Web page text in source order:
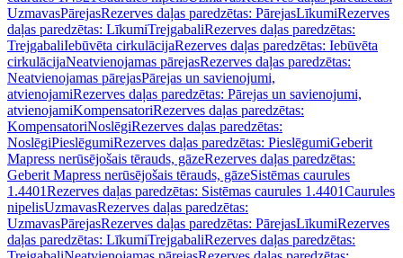
UzmavasPārejasRezerves daļas paredzētas: PārejasLīkumiRezerves
daļas paredzētas: LīkumiTrejgabaliRezerves daļas paredzētas:
TrejgabaliIebūvēta cirkulācijaRezerves daļas paredzētas: Iebūvēta
cirkulācijaNeatvienojamas pārejasRezerves daļas paredzētas:
Neatvienojamas pārejasPārejas un savienojumi,
atvienojamiRezerves daļas paredzētas: Pārejas un savienojumi,
atvienojamiKompensatoriRezerves daļas paredzētas:
KompensatoriNoslēgiRezerves daļas paredzētas:
NoslēgiPieslēgumiRezerves daļas paredzētas: PieslēgumiGeberit
Mapress nerūsējošais tērauds, gāzeRezerves daļas paredzētas:
Geberit Mapress nerūsējošais tērauds, gāzeSistēmas caurules
1.4401Rezerves daļas paredzētas: Sistēmas caurules 1.4401Caurules
nipelisUzmavasRezerves daļas paredzētas:
UzmavasPārejasRezerves daļas paredzētas: PārejasLīkumiRezerves
daļas paredzētas: LīkumiTrejgabaliRezerves daļas paredzētas: